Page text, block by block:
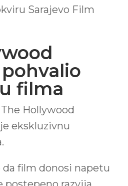
Sarajevo Film
filma
Hollywood
ekskluzivnu
film donosi napetu